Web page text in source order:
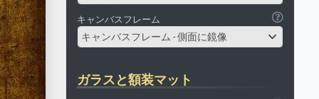
キャンバスフレーム
キャンバスフレーム - 側面に鏡像
ガラスと額装マット